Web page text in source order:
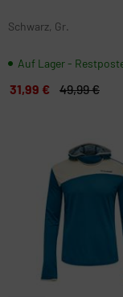
Schwarz, Gr.
Auf Lager -
31,99 € 49,99 €